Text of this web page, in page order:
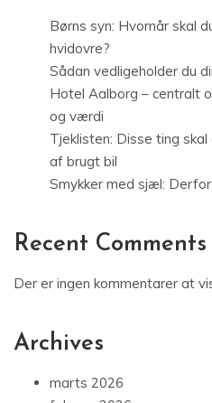
Børns syn: Hvornår skal
hvidovre?
Sådan vedligeholder du
Hotel Aalborg – centralt
og værdi
Tjeklisten: Disse ting
af brugt bil
Smykker med sjæl:
Recent Comments
Der er ingen kommentarer at
Archives
marts 2026